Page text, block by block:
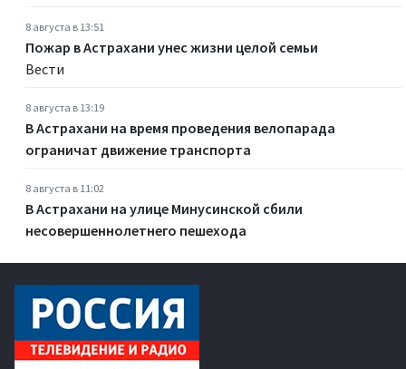
8 августа в 13:51
Пожар в Астрахани унес жизни целой семьи
Вести
8 августа в 13:19
В Астрахани на время проведения велопарада
ограничат движение транспорта
8 августа в 11:02
В Астрахани на улице Минусинской сбили
несовершеннолетнего пешехода